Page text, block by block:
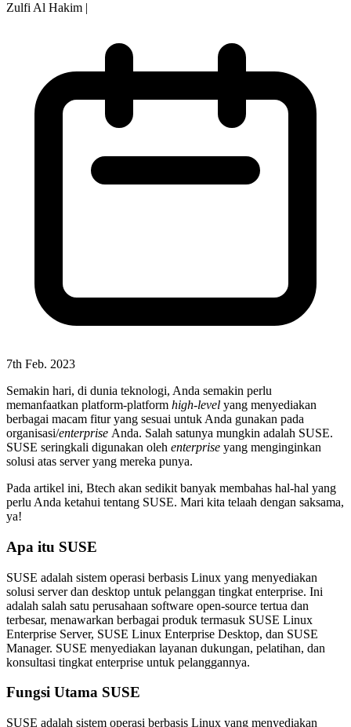
Zulfi Al Hakim |
7th Feb. 2023
Semakin hari, di dunia teknologi, Anda semakin perlu
memanfaatkan platform-platform high-level yang menyediakan
berbagai macam fitur yang sesuai untuk Anda gunakan pada
organisasi/enterprise Anda. Salah satunya mungkin adalah SUSE.
SUSE seringkali digunakan oleh enterprise yang menginginkan
solusi atas server yang mereka punya.
Pada artikel ini, Btech akan sedikit banyak membahas hal-hal yang
perlu Anda ketahui tentang SUSE. Mari kita telaah dengan saksama,
ya!
Apa itu SUSE
SUSE adalah sistem operasi berbasis Linux yang menyediakan
solusi server dan desktop untuk pelanggan tingkat enterprise. Ini
adalah salah satu perusahaan software open-source tertua dan
terbesar, menawarkan berbagai produk termasuk SUSE Linux
Enterprise Server, SUSE Linux Enterprise Desktop, dan SUSE
Manager. SUSE menyediakan layanan dukungan, pelatihan, dan
konsultasi tingkat enterprise untuk pelanggannya.
Fungsi Utama SUSE
SUSE adalah sistem operasi berbasis Linux yang menyediakan